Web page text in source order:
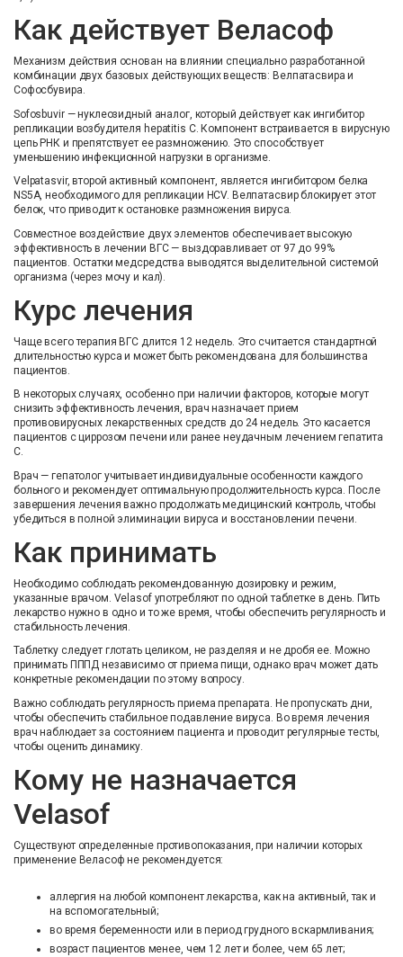
Как действует Веласоф
Механизм действия основан на влиянии специально разработанной
комбинации двух базовых действующих веществ: Велпатасвира и
Софосбувира.
Sofosbuvir — нуклеозидный аналог, который действует как ингибитор
репликации возбудителя hepatitis C. Компонент встраивается в вирусную
цепь РНК и препятствует ее размножению. Это способствует
уменьшению инфекционной нагрузки в организме.
Velpatasvir, второй активный компонент, является ингибитором белка
NS5A, необходимого для репликации HCV. Велпатасвир блокирует этот
белок, что приводит к остановке размножения вируса.
Совместное воздействие двух элементов обеспечивает высокую
эффективность в лечении ВГС — выздоравливает от 97 до 99%
пациентов. Остатки медсредства выводятся выделительной системой
организма (через мочу и кал).
Курс лечения
Чаще всего терапия ВГС длится 12 недель. Это считается стандартной
длительностью курса и может быть рекомендована для большинства
пациентов.
В некоторых случаях, особенно при наличии факторов, которые могут
снизить эффективность лечения, врач назначает прием
противовирусных лекарственных средств до 24 недель. Это касается
пациентов с циррозом печени или ранее неудачным лечением гепатита
C.
Врач — гепатолог учитывает индивидуальные особенности каждого
больного и рекомендует оптимальную продолжительность курса. После
завершения лечения важно продолжать медицинский контроль, чтобы
убедиться в полной элиминации вируса и восстановлении печени.
Как принимать
Необходимо соблюдать рекомендованную дозировку и режим,
указанные врачом. Velasof употребляют по одной таблетке в день. Пить
лекарство нужно в одно и то же время, чтобы обеспечить регулярность и
стабильность лечения.
Таблетку следует глотать целиком, не разделяя и не дробя ее. Можно
принимать ПППД независимо от приема пищи, однако врач может дать
конкретные рекомендации по этому вопросу.
Важно соблюдать регулярность приема препарата. Не пропускать дни,
чтобы обеспечить стабильное подавление вируса. Во время лечения
врач наблюдает за состоянием пациента и проводит регулярные тесты,
чтобы оценить динамику.
Кому не назначается
Velasof
Существуют определенные противопоказания, при наличии которых
применение Веласоф не рекомендуется:
аллергия на любой компонент лекарства, как на активный, так и
на вспомогательный;
во время беременности или в период грудного вскармливания;
возраст пациентов менее, чем 12 лет и более, чем 65 лет;